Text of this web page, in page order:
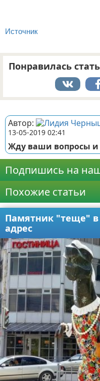
Источник
Понравилась
Автор:
13-05-2019 02:41
Жду ваши вопросы
Подпишись на
Похожие статьи
Памятник "теще" в
адрес